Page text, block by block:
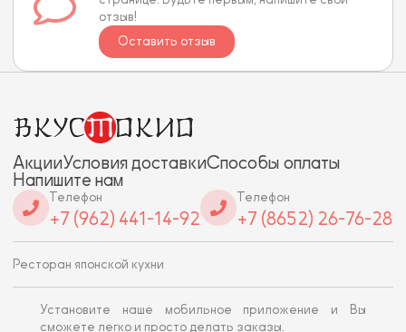
отзыв!
Оставить отзыв
АкцииУсловия доставкиСпособы оплаты
Напишите нам
Телефон
+7 (962) 441-14-92
Телефон
+7 (8652) 26-76-28
Ресторан японской кухни
Установите наше мобильное приложение и Вы
сможете легко и просто делать заказы.